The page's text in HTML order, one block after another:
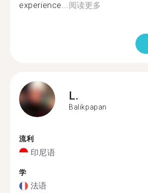
experience...阅读更多
L.
Balikpapan
流利
印尼语
学
法语